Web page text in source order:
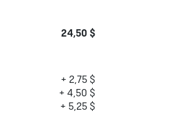
24,50 $
+ 2,75 $
+ 4,50 $
+ 5,25 $